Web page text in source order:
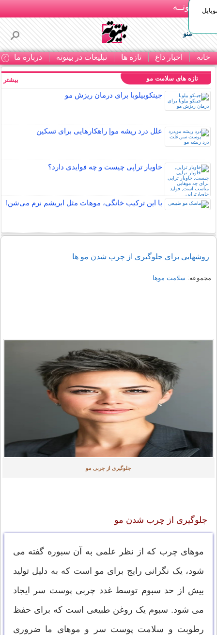
بـیتوتــه
منو
خانه اخبار داغ تازه ها تبلیغات در بیتوته درباره ما
تازه های سلامت مو
جینکوبیلوبا برای درمان ریزش مو
علل درد ریشه مو| راهکارهایی برای تسکین
خاویار تراپی چیست و چه فوایدی دارد؟
با این ترکیب خانگی، موهات مثل ابریشم نرم می‌شن!
بیشتر
روشهایی برای جلوگیری از چرب شدن مو ها
مجموعه: سلامت موها
جلوگیری از چربی مو
جلوگیری از چرب شدن مو
موهای چرب که از نظر علمی به آن سبوره گفته می
شود، یک نگرانی رایج برای مو است که به دلیل تولید
بیش از حد سبوم توسط غدد چربی پوست سر ایجاد
می شود. سبوم یک روغن طبیعی است که برای حفظ
رطوبت و سلامت پوست سر و موهای ما ضروری